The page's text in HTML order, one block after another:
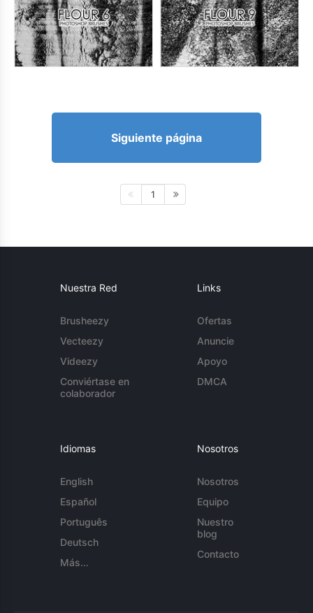
Siguiente página
1
Nuestra Red
Brusheezy
Vecteezy
Videezy
Conviértase en
colaborador
Links
Ofertas
Anuncie
Apoyo
DMCA
Idiomas
English
Español
Português
Deutsch
Más...
Nosotros
Nosotros
Equipo
Nuestro
blog
Contacto